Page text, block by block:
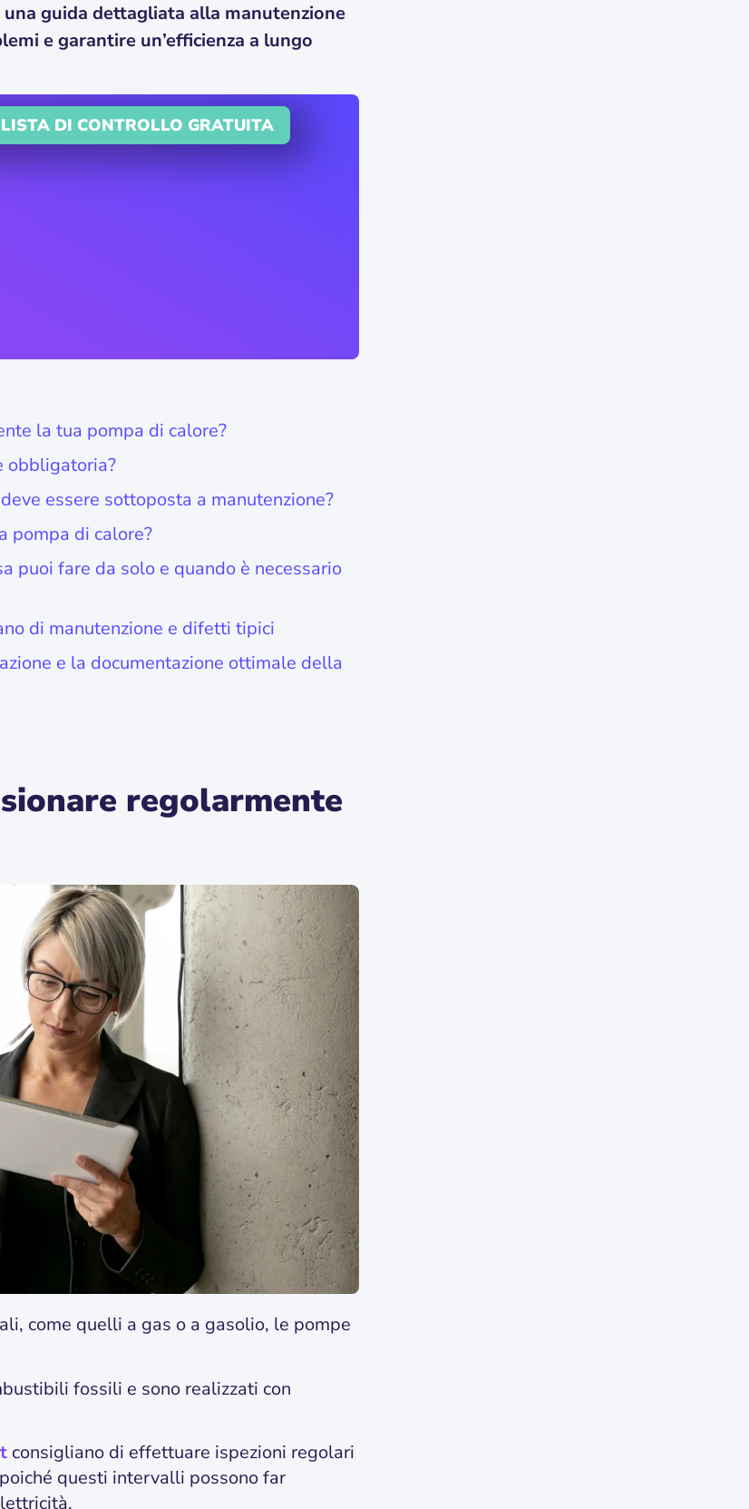
guida dettagliata alla manutenzione
e garantire un’efficienza a lungo
DI CONTROLLO GRATUITA
la tua pompa di calore?
obbligatoria?
essere sottoposta a manutenzione?
pompa di calore?
puoi fare da solo e quando è necessario
di manutenzione e difetti tipici
e la documentazione ottimale della
regolarmente
come quelli a gas o a gasolio, le pompe
fossili e sono realizzati con
consigliano di effettuare ispezioni regolari
questi intervalli possono far